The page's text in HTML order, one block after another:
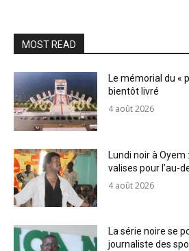
MOST READ
Le mémorial du «
bientôt livré
4 août 2026
Lundi noir à
valises pour l’au-
4 août 2026
La série noire se
journaliste des